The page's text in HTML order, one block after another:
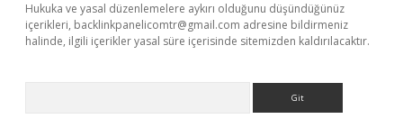
Hukuka ve yasal düzenlemelere aykırı olduğunu düşündüğünüz
içerikleri, backlinkpanelicomtr@gmail.com adresine bildirmeniz
halinde, ilgili içerikler yasal süre içerisinde sitemizden kaldırılacaktır.